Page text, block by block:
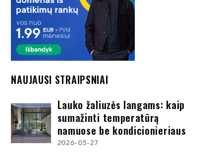
NAUJAUSI STRAIPSNIAI
Lauko žaliuzės langams: kaip
sumažinti temperatūrą
namuose be kondicionieriaus
2026-05-27